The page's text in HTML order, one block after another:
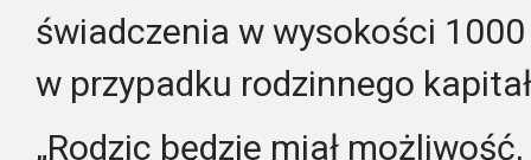
świadczenia w wysokości 1000
w przypadku rodzinnego
„Rodzic będzie miał